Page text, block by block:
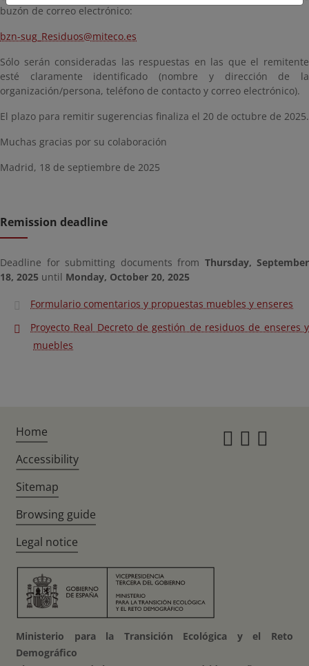
buzón de correo electrónico:
bzn-sug_Residuos@miteco.es
Sólo serán consideradas las respuestas en las que el remitente
esté claramente identificado (nombre y dirección de la
organización/persona, teléfono de contacto y correo electrónico).
El plazo para remitir sugerencias finaliza el 20 de octubre de 2025.
Muchas gracias por su colaboración
Madrid, 18 de septiembre de 2025
Remission deadline
Deadline for submitting documents from Thursday, September
18, 2025 until Monday, October 20, 2025
Formulario comentarios y propuestas muebles y enseres
Proyecto Real Decreto de gestión de residuos de enseres y
muebles
Home
Accessibility
Sitemap
Browsing guide
Legal notice
Ministerio para la Transición Ecológica y el Reto
Demográfico